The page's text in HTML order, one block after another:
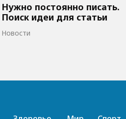
Нужно постоянно писать.
Поиск идеи для статьи
Новости